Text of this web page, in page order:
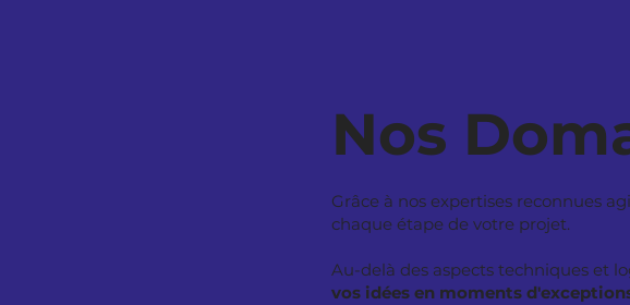
Nos
Grâce à nos expertises reconnues
chaque étape de votre projet.
Au-delà des aspects techniques et
vos idées en moments